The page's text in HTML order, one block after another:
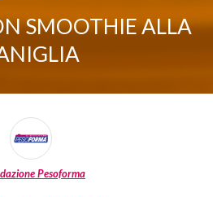
SMOOTHIE ALLA
Pesoforma